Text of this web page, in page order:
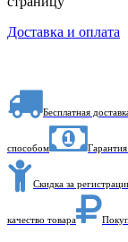
Доставка и оплата
Бесплатная
способом
Скидка за
качество товара